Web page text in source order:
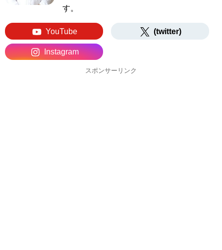
す。
YouTube (twitter)
Instagram
スポンサーリンク